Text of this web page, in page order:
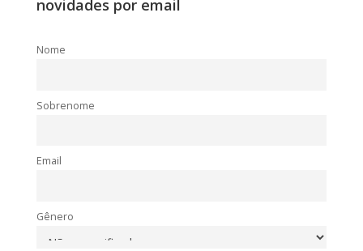
novidades por email
Nome
Sobrenome
Email
Gênero